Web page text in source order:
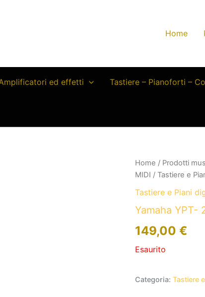
Home
ed effetti Tastiere – Pianoforti –
Home / Prodotti
MIDI / Tastiere e
Tastiere e Piani
Yamaha YPT-
149,00 €
Esaurito
Categoria: Tastiere